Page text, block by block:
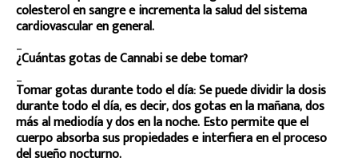
colesterol en sangre e incrementa la salud del sistema
cardiovascular en general.
¿Cuántas gotas de Cannabi se debe tomar?
Tomar gotas durante todo el día: Se puede dividir la dosis
durante todo el día, es decir, dos gotas en la mañana, dos
más al mediodía y dos en la noche. Esto permite que el
cuerpo absorba sus propiedades e interfiera en el proceso
del sueño nocturno.